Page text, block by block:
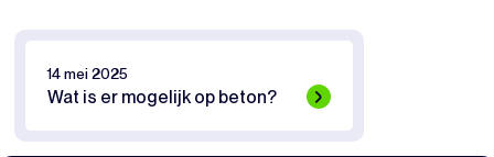
14 mei 2025
Wat is er mogelijk op beton?